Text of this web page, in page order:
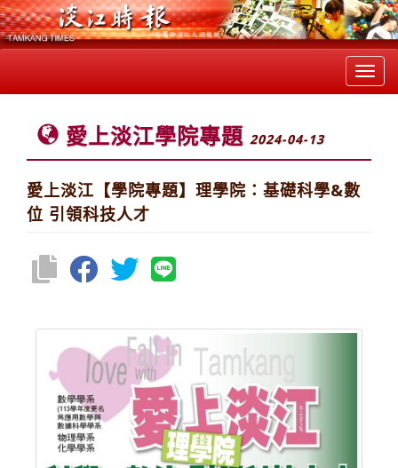
愛上淡江學院專題 2024-04-13
愛上淡江【學院專題】理學院：基礎科學&數
位 引領科技人才